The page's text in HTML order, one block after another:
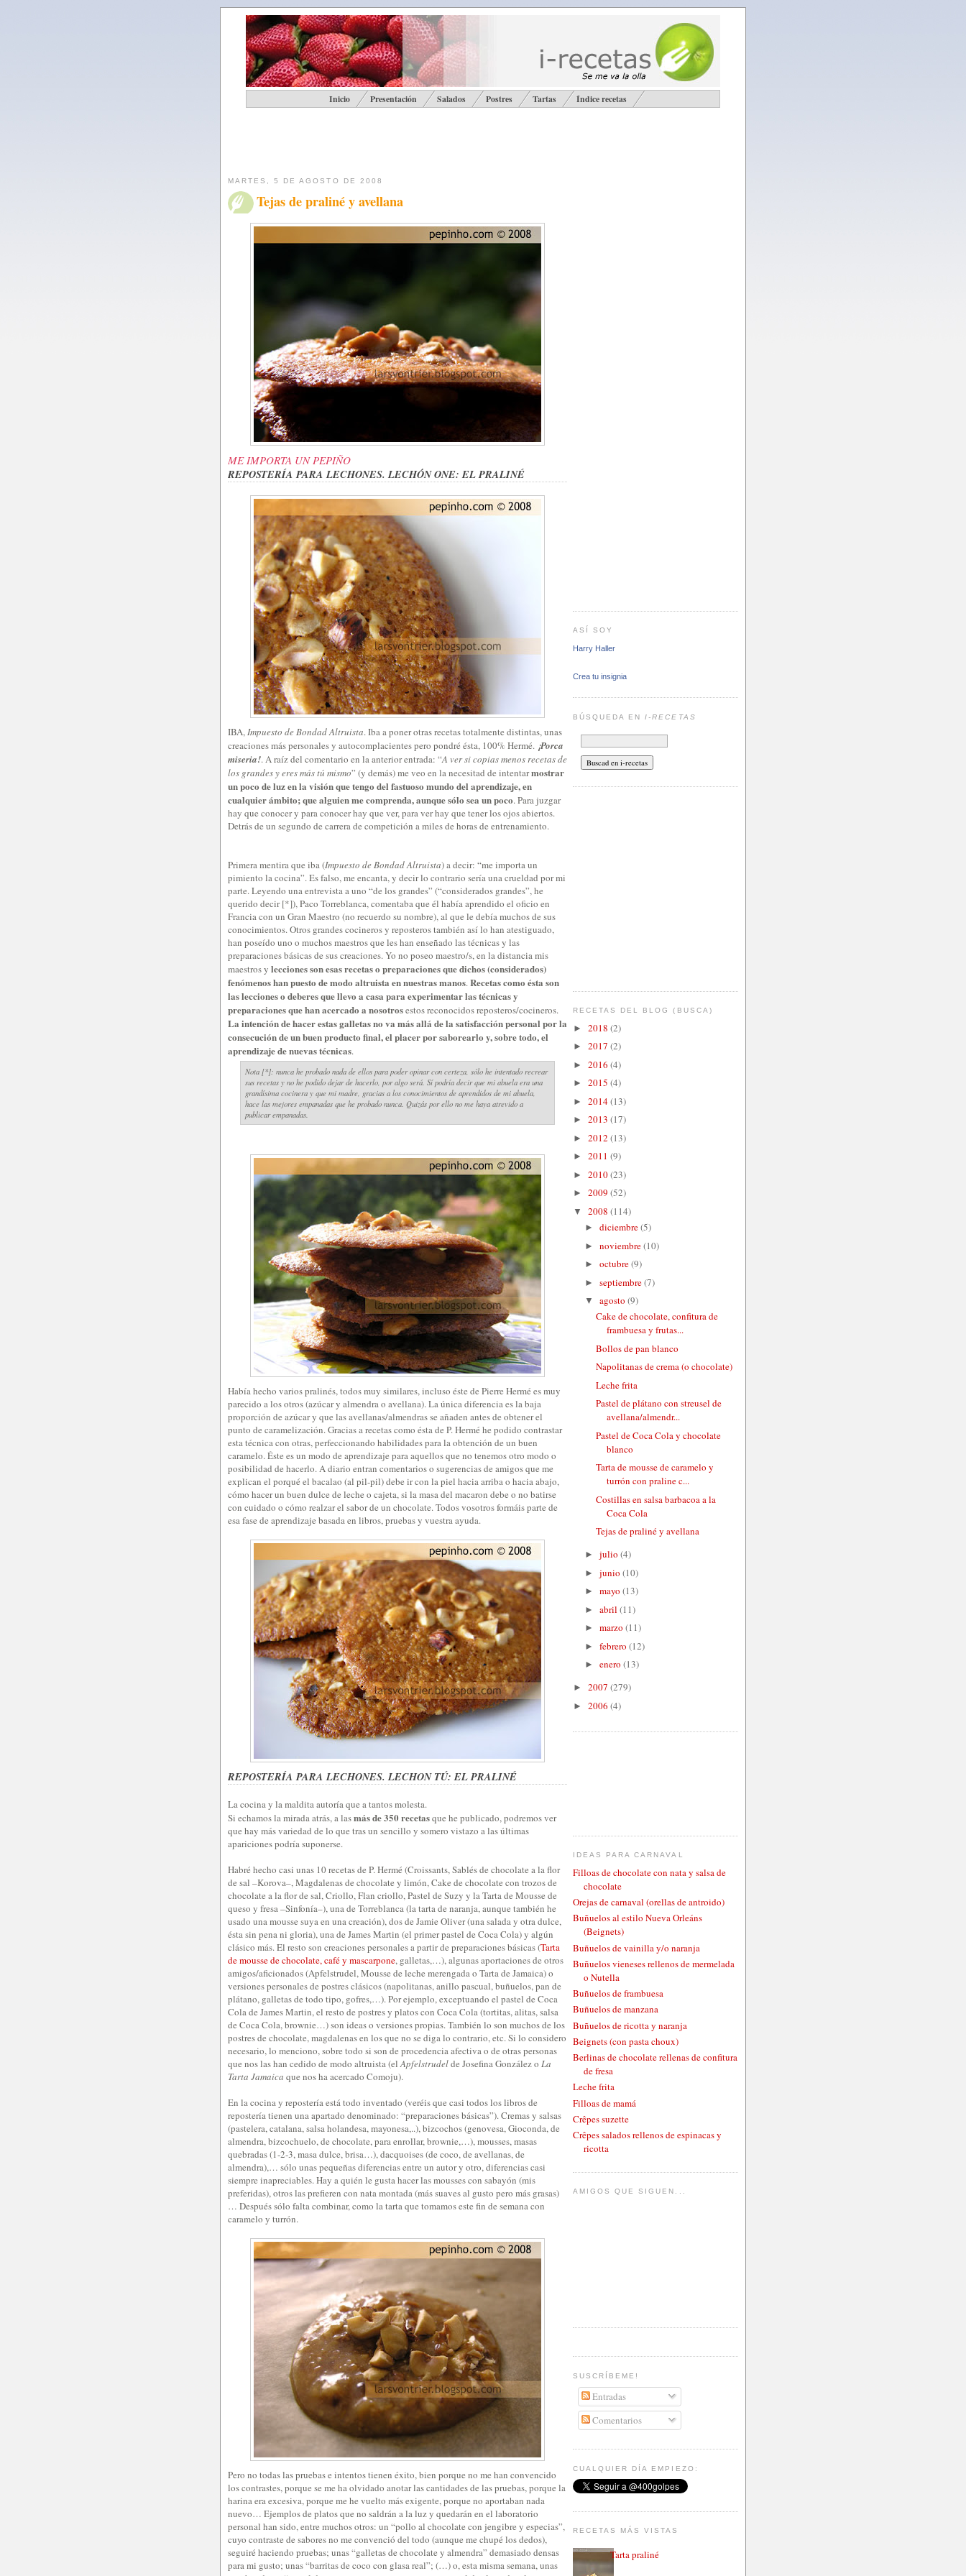
Inicio Presentación Salados Postres Tartas Índice recetas
MARTES, 5 DE AGOSTO DE 2008
Tejas de praliné y avellana
ME IMPORTA UN PEPIÑO
REPOSTERÍA PARA LECHONES.LECHÓN ONE: EL PRALINÉ
IBA,Impuesto de Bondad Altruista. Iba a poner otras recetas totalmente distintas, unas
creaciones más personales y autocomplacientes pero pondré ésta, 100% Hermé. ¡Porca
miseria!. A raíz del comentario en la anterior entrada: “A ver si copias menos recetas de
los grandes y eres más tú mismo” (y demás) me veo en la necesitad de intentarmostrar
un poco de luz en la visión que tengo del fastuoso mundo del aprendizaje, en
cualquier ámbito; que alguien me comprenda, aunque sólo sea un poco. Para juzgar
hay que conocer y para conocer hay que ver, para ver hay que tener los ojos abiertos.
Detrás de un segundo de carrera de competición a miles de horas de entrenamiento.
Primera mentira que iba (Impuesto de Bondad Altruista) a decir: “me importa un
pimiento la cocina”. Es falso, me encanta, y decir lo contrario sería una crueldad por mi
parte. Leyendo una entrevista a uno “de los grandes” (“considerados grandes”, he
querido decir [*]), Paco Torreblanca, comentaba que él había aprendido el oficio en
Francia con un Gran Maestro (no recuerdo su nombre), al que le debía muchos de sus
conocimientos. Otros grandes cocineros y reposteros también así lo han atestiguado,
han poseído uno o muchos maestros que les han enseñado las técnicas y las
preparaciones básicas de sus creaciones. Yo no poseo maestro/s, en la distancia mis
maestros y lecciones son esas recetas o preparaciones que dichos (considerados)
fenómenos han puesto de modo altruista en nuestras manos.Recetas como ésta son
las lecciones o deberes que llevo a casa para experimentar las técnicas y
preparaciones que han acercado a nosotrosestos reconocidos reposteros/cocineros.
La intención de hacer estas galletas no va más allá de la satisfacción personal por la
consecución de un buen producto final, el placer por saborearlo y, sobre todo, el
aprendizaje de nuevas técnicas.
Nota [*]: nunca he probado nada de ellos para poder opinar con certeza, sólo he intentado recrear
sus recetas y no he podido dejar de hacerlo, por algo será. Sí podría decir que mi abuela era una
grandísima cocinera y que mi madre, gracias a los conocimientos de aprendidos de mi abuela,
hace las mejores empanadas que he probado nunca. Quizás por ello no me haya atrevido a
publicar empanadas.
Había hecho varios pralinés, todos muy similares, incluso éste de Pierre Hermé es muy
parecido a los otros (azúcar y almendra o avellana). La única diferencia es la baja
proporción de azúcar y que las avellanas/almendras se añaden antes de obtener el
punto de caramelización. Gracias a recetas como ésta de P. Hermé he podido contrastar
esta técnica con otras, perfeccionando habilidades para la obtención de un buen
caramelo. Éste es un modo de aprendizaje para aquellos que no tenemos otro modo o
posibilidad de hacerlo. A diario entran comentarios o sugerencias de amigos que me
explican el porqué el bacalao (al pil-pil) debe ir con la piel hacia arriba o hacia abajo,
cómo hacer un buen dulce de leche o cajeta, si la masa del macaron debe o no batirse
con cuidado o cómo realzar el sabor de un chocolate. Todos vosotros formáis parte de
esa fase de aprendizaje basada en libros, pruebas y vuestra ayuda.
REPOSTERÍA PARA LECHONES.LECHON TÚ: EL PRALINÉ
La cocina y la maldita autoría que a tantos molesta.
Si echamos la mirada atrás, a lasmás de 350 recetasque he publicado, podremos ver
que hay más variedad de lo que tras un sencillo y somero vistazo a las últimas
apariciones podría suponerse.
Habré hecho casi unas 10 recetas de P. Hermé (Croissants, Sablés de chocolate a la flor
de sal –Korova–, Magdalenas de chocolate y limón, Cake de chocolate con trozos de
chocolate a la flor de sal, Criollo, Flan criollo, Pastel de Suzy y la Tarta de Mousse de
queso y fresa –Sinfonía–), una de Torreblanca (la tarta de naranja, aunque también he
usado una mousse suya en una creación), dos de Jamie Oliver (una salada y otra dulce,
ésta sin pena ni gloria), una de James Martin (el primer pastel de Coca Cola) y algún
clásico más. El resto son creaciones personales a partir de preparaciones básicas (Tarta
de mousse de chocolate, café y mascarpone, galletas,…), algunas aportaciones de otros
amigos/aficionados (Apfelstrudel, Mousse de leche merengada o Tarta de Jamaica) o
versiones personales de postres clásicos (napolitanas, anillo pascual, buñuelos, pan de
plátano, galletas de todo tipo, gofres,…). Por ejemplo, exceptuando el pastel de Coca
Cola de James Martin, el resto de postres y platos con Coca Cola (tortitas, alitas, salsa
de Coca Cola, brownie…) son ideas o versiones propias. También lo son muchos de los
postres de chocolate, magdalenas en los que no se diga lo contrario, etc. Si lo considero
necesario, lo menciono, sobre todo si son de procedencia afectiva o de otras personas
que nos las han cedido de modo altruista (elApfelstrudelde Josefina González o La
Tarta Jamaica que nos ha acercado Comoju).
En la cocina y repostería está todo inventado (veréis que casi todos los libros de
repostería tienen una apartado denominado: “preparaciones básicas”). Cremas y salsas
(pastelera, catalana, salsa holandesa, mayonesa,..), bizcochos (genovesa, Gioconda, de
almendra, bizcochuelo, de chocolate, para enrollar, brownie,…), mousses, masas
quebradas (1-2-3, masa dulce, brisa…), dacquoises (de coco, de avellanas, de
almendra),… sólo unas pequeñas diferencias entre un autor y otro, diferencias casi
siempre inapreciables. Hay a quién le gusta hacer las mousses con sabayón (mis
preferidas), otros las prefieren con nata montada (más suaves al gusto pero más grasas)
… Después sólo falta combinar, como la tarta que tomamos este fin de semana con
caramelo y turrón.
Pero no todas las pruebas e intentos tienen éxito, bien porque no me han convencido
los contrastes, porque se me ha olvidado anotar las cantidades de las pruebas, porque la
harina era excesiva, porque me he vuelto más exigente, porque no aportaban nada
nuevo… Ejemplos de platos que no saldrán a la luz y quedarán en el laboratorio
personal han sido, entre muchos otros: un “pollo al chocolate con jengibre y especias”,
cuyo contraste de sabores no me convenció del todo (aunque me chupé los dedos),
seguiré haciendo pruebas; unas “galletas de chocolate y almendra” demasiado densas
para mi gusto; unas “barritas de coco con glasa real”; (…) o, esta misma semana, unas
ASÍ SOY
Harry Haller
Crea tu insignia
BÚSQUEDA ENI-RECETAS
RECETAS DEL BLOG (BUSCA)
► 2018 (2)
► 2017 (2)
► 2016 (4)
► 2015 (4)
► 2014(13)
► 2013 (17)
► 2012 (13)
► 2011 (9)
► 2010(23)
► 2009 (52)
▼ 2008 (114)
► diciembre(5)
► noviembre(10)
► octubre(9)
► septiembre(7)
▼ agosto (9)
Cake de chocolate, confitura de
frambuesa y frutas...
Bollos de pan blanco
Napolitanas de crema (o chocolate)
Leche frita
Pastel de plátano con streusel de
avellana/almendr...
Pastel de Coca Cola y chocolate
blanco
Tarta de mousse de caramelo y
turrón con praline c...
Costillas en salsa barbacoa a la
Coca Cola
Tejas de praliné y avellana
► julio (4)
► junio (10)
► mayo (13)
► abril (11)
► marzo (11)
► febrero (12)
► enero (13)
► 2007 (279)
► 2006 (4)
IDEAS PARA CARNAVAL
Filloas de chocolate con nata y salsa de
chocolate
Orejas de carnaval (orellas de antroido)
Buñuelos al estilo Nueva Orleáns
(Beignets)
Buñuelos de vainilla y/o naranja
Buñuelos vieneses rellenos de mermelada
o Nutella
Buñuelos de frambuesa
Buñuelos de manzana
Buñuelos de ricotta y naranja
Beignets (con pasta choux)
Berlinas de chocolate rellenas de confitura
de fresa
Leche frita
Filloas de mamá
Crêpes suzette
Crêpes salados rellenos de espinacas y
ricotta
AMIGOS QUE SIGUEN...
SUSCRÍBEME!
Entradas
Comentarios
CUALQUIER DÍA EMPIEZO:
RECETAS MÁS VISTAS
Tarta praliné